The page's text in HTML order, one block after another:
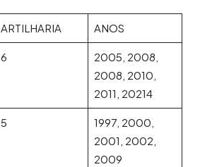
ARTILHARIA ANOS
6
2005, 2008,
2008, 2010,
2011, 20214
5
1997, 2000,
2001, 2002,
2009